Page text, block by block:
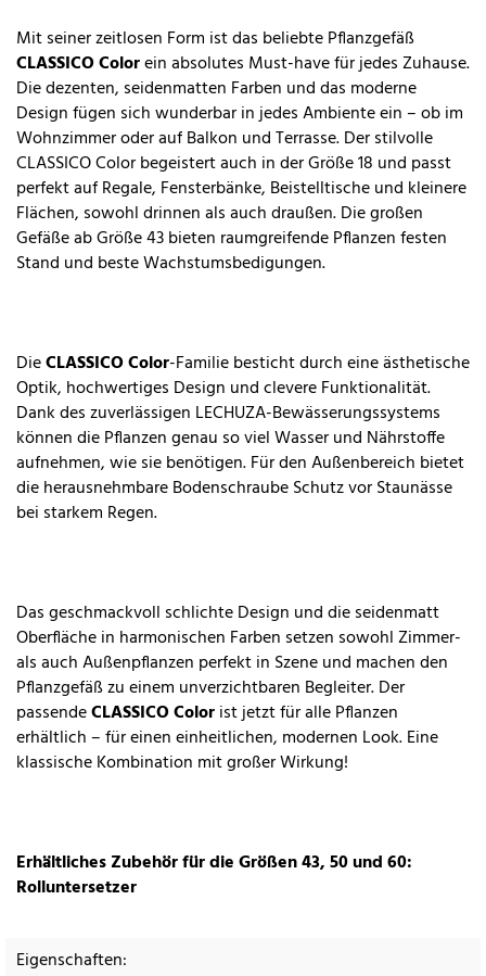
Mit seiner zeitlosen Form ist das beliebte Pflanzgefäß
CLASSICO Colorein absolutes Must-have für jedes Zuhause.
Die dezenten, seidenmatten Farben und das moderne
Design fügen sich wunderbar in jedes Ambiente ein – ob im
Wohnzimmer oder auf Balkon und Terrasse. Der stilvolle
CLASSICO Color begeistert auch in der Größe 18 und passt
perfekt auf Regale, Fensterbänke, Beistelltische und kleinere
Flächen, sowohl drinnen als auch draußen. Die großen
Gefäße ab Größe 43 bieten raumgreifende Pflanzen festen
Stand und beste Wachstumsbedigungen.
DieCLASSICO Color-Familie besticht durch eine ästhetische
Optik, hochwertiges Design und clevere Funktionalität.
Dank des zuverlässigen LECHUZA-Bewässerungssystems
können die Pflanzen genau so viel Wasser und Nährstoffe
aufnehmen, wie sie benötigen. Für den Außenbereich bietet
die herausnehmbare Bodenschraube Schutz vor Staunässe
bei starkem Regen.
Das geschmackvoll schlichte Design und die seidenmatt
Oberfläche in harmonischen Farben setzen sowohl Zimmer-
als auch Außenpflanzen perfekt in Szene und machen den
Pflanzgefäß zu einem unverzichtbaren Begleiter. Der
passendeCLASSICO Colorist jetzt für alle Pflanzen
erhältlich – für einen einheitlichen, modernen Look. Eine
klassische Kombination mit großer Wirkung!
Erhältliches Zubehör für die Größen 43, 50 und 60:
Rolluntersetzer
Eigenschaften: